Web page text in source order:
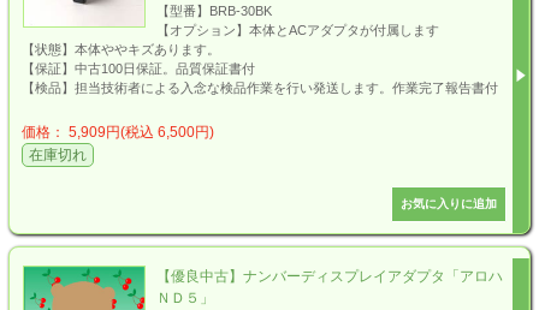
【型番】BRB-30BK
【オプション】本体とACアダプタが付属します
【状態】本体ややキズあります。
【保証】中古100日保証。品質保証書付
【検品】担当技術者による入念な検品作業を行い発送します。作業完了報告書付
価格： 5,909円(税込 6,500円)
在庫切れ
【優良中古】ナンバーディスプレイアダプタ「アロハ
ＮＤ５」